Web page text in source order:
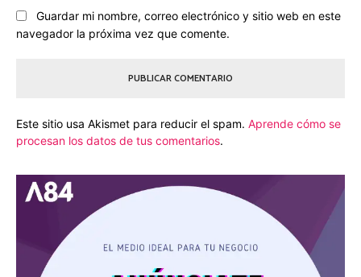
Guardar mi nombre, correo electrónico y sitio web en este
navegador la próxima vez que comente.
Este sitio usa Akismet para reducir el spam. Aprende cómo se
procesan los datos de tus comentarios.